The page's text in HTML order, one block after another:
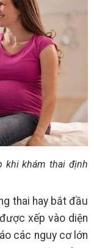
khi khám thai định
thai hay bắt đầu
xếp vào diện
các nguy cơ lớn